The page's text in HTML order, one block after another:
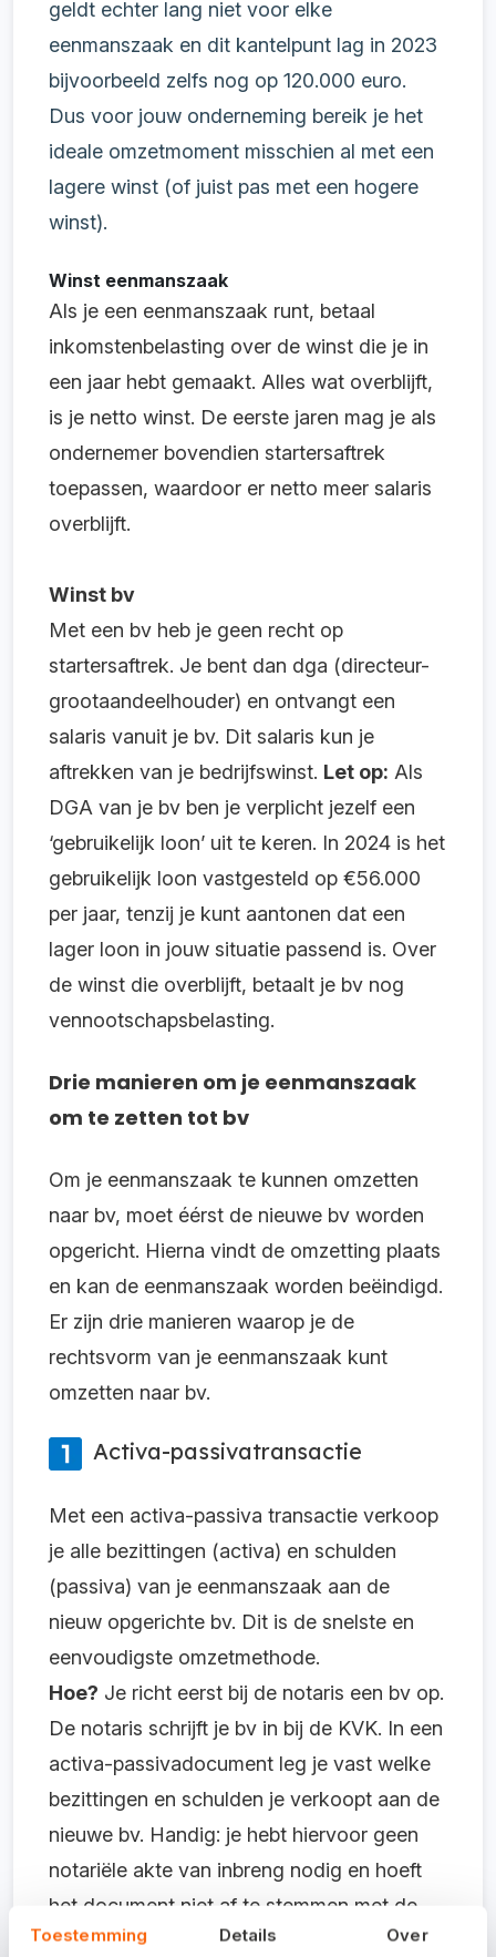
Toestemming Details Over
geldt echter lang niet voor elke
eenmanszaak en dit kantelpunt lag in 2023
bijvoorbeeld zelfs nog op 120.000 euro.
Dus voor jouw onderneming bereik je het
ideale omzetmoment misschien al met een
lagere winst (of juist pas met een hogere
winst).
Winst eenmanszaak
Als je een eenmanszaak runt, betaal
inkomstenbelasting over de winst die je in
een jaar hebt gemaakt. Alles wat overblijft,
is je netto winst. De eerste jaren mag je als
ondernemer bovendien startersaftrek
toepassen, waardoor er netto meer salaris
overblijft.
Winst bv
Met een bv heb je geen recht op
startersaftrek. Je bent dan dga (directeur-
grootaandeelhouder) en ontvangt een
salaris vanuit je bv. Dit salaris kun je
aftrekken van je bedrijfswinst. Let op: Als
DGA van je bv ben je verplicht jezelf een
‘gebruikelijk loon’ uit te keren. In 2024 is het
gebruikelijk loon vastgesteld op €56.000
per jaar, tenzij je kunt aantonen dat een
lager loon in jouw situatie passend is. Over
de winst die overblijft, betaalt je bv nog
vennootschapsbelasting.
Drie manieren om je eenmanszaak
om te zetten tot bv
Om je eenmanszaak te kunnen omzetten
naar bv, moet éérst de nieuwe bv worden
opgericht. Hierna vindt de omzetting plaats
en kan de eenmanszaak worden beëindigd.
Er zijn drie manieren waarop je de
rechtsvorm van je eenmanszaak kunt
omzetten naar bv.
Activa-passivatransactie
Met een activa-passiva transactie verkoop
je alle bezittingen (activa) en schulden
(passiva) van je eenmanszaak aan de
nieuw opgerichte bv. Dit is de snelste en
eenvoudigste omzetmethode.
Hoe? Je richt eerst bij de notaris een bv op.
De notaris schrijft je bv in bij de KVK. In een
activa-passivadocument leg je vast welke
bezittingen en schulden je verkoopt aan de
nieuwe bv. Handig: je hebt hiervoor geen
notariële akte van inbreng nodig en hoeft
het document niet af te stemmen met de
Belastingdienst.